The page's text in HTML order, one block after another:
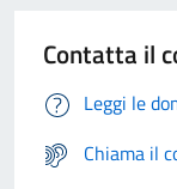
Contatta il
Leggi le
Chiama il